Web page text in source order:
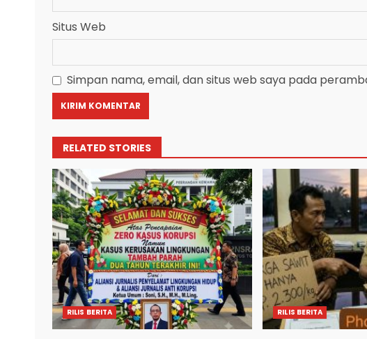
Situs Web
Simpan nama, email, dan situs web saya pada
RELATED STORIES
RILIS BERITA RILIS BERITA